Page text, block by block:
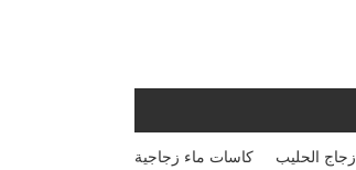
كاسات ماء زجاجية زجاج الحليب